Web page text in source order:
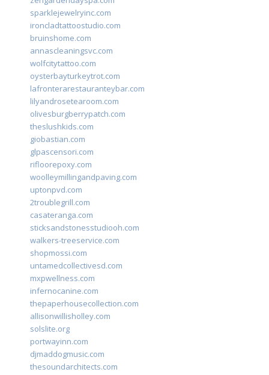
sparklejewelryinc.com
ironcladtattoostudio.com
bruinshome.com
annascleaningsvc.com
wolfcitytattoo.com
oysterbayturkeytrot.com
lafronterarestauranteybar.com
lilyandrosetearoom.com
olivesburgberrypatch.com
theslushkids.com
giobastian.com
glpascensori.com
rifloorepoxy.com
woolleymillingandpaving.com
uptonpvd.com
2troublegrill.com
casateranga.com
sticksandstonesstudiooh.com
walkers-treeservice.com
shopmossi.com
untamedcollectivesd.com
mxpwellness.com
infernocanine.com
thepaperhousecollection.com
allisonwillisholley.com
solslite.org
portwayinn.com
djmaddogmusic.com
thesoundarchitects.com